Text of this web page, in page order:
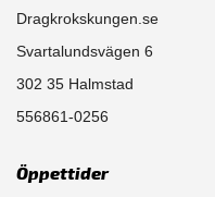
Dragkrokskungen.se
Svartalundsvägen 6
302 35 Halmstad
556861-0256
Öppettider